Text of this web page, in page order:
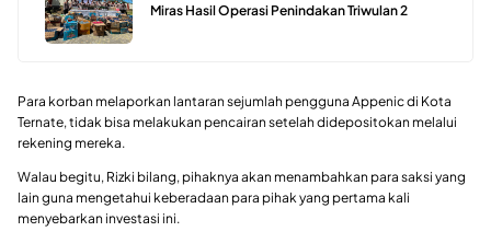
Miras Hasil Operasi Penindakan Triwulan 2
Para korban melaporkan lantaran sejumlah pengguna Appenic di Kota
Ternate, tidak bisa melakukan pencairan setelah didepositokan melalui
rekening mereka.
Walau begitu, Rizki bilang, pihaknya akan menambahkan para saksi yang
lain guna mengetahui keberadaan para pihak yang pertama kali
menyebarkan investasi ini.